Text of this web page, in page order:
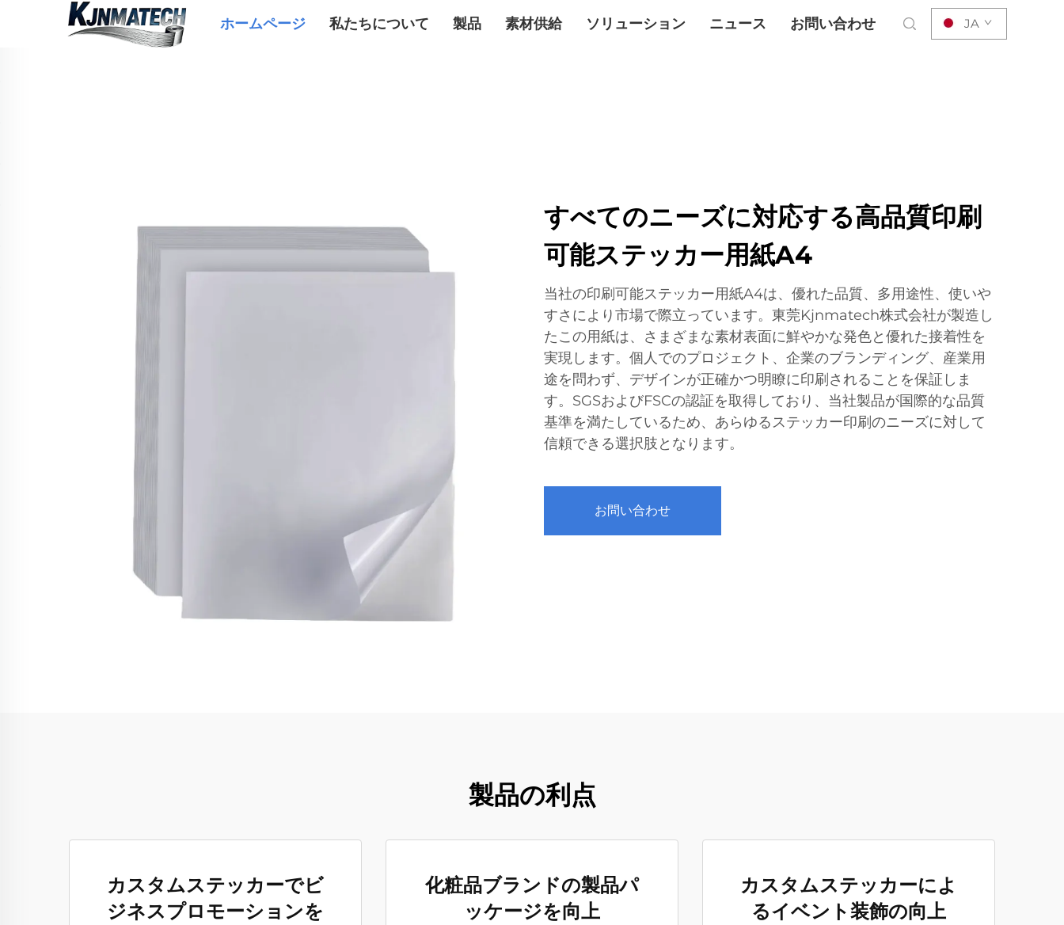
ホームページ 私たちについて 製品 素材供給 ソリューション ニュース お問い合わせ JA
すべてのニーズに対応する高品質印刷
可能ステッカー用紙A4
当社の印刷可能ステッカー用紙A4は、優れた品質、多用途性、使いや
すさにより市場で際立っています。東莞Kjnmatech株式会社が製造し
たこの用紙は、さまざまな素材表面に鮮やかな発色と優れた接着性を
実現します。個人でのプロジェクト、企業のブランディング、産業用
途を問わず、デザインが正確かつ明瞭に印刷されることを保証しま
す。SGSおよびFSCの認証を取得しており、当社製品が国際的な品質
基準を満たしているため、あらゆるステッカー印刷のニーズに対して
信頼できる選択肢となります。
お問い合わせ
製品の利点
カスタムステッカーでビ
ジネスプロモーションを
化粧品ブランドの製品パ
ッケージを向上
カスタムステッカーによ
るイベント装飾の向上